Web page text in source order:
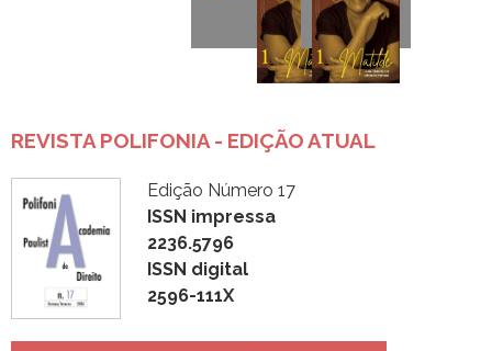
REVISTA POLIFONIA - EDIÇÃO ATUAL
Edição Número 17
ISSN impressa
2236.5796
ISSN digital
2596-111X